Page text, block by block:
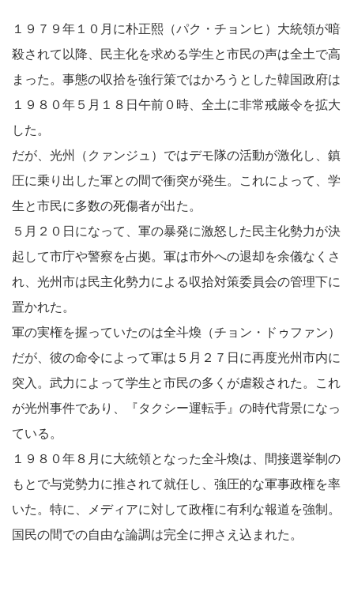
１９７９年１０月に朴正熙（パク・チョンヒ）大統領が暗
殺されて以降、民主化を求める学生と市民の声は全土で高
まった。事態の収拾を強行策ではかろうとした韓国政府は
１９８０年５月１８日午前０時、全土に非常戒厳令を拡大
した。
だが、光州（クァンジュ）ではデモ隊の活動が激化し、鎮
圧に乗り出した軍との間で衝突が発生。これによって、学
生と市民に多数の死傷者が出た。
５月２０日になって、軍の暴発に激怒した民主化勢力が決
起して市庁や警察を占拠。軍は市外への退却を余儀なくさ
れ、光州市は民主化勢力による収拾対策委員会の管理下に
置かれた。
軍の実権を握っていたのは全斗煥（チョン・ドゥファン）
だが、彼の命令によって軍は５月２７日に再度光州市内に
突入。武力によって学生と市民の多くが虐殺された。これ
が光州事件であり、『タクシー運転手』の時代背景になっ
ている。
１９８０年８月に大統領となった全斗煥は、間接選挙制の
もとで与党勢力に推されて就任し、強圧的な軍事政権を率
いた。特に、メディアに対して政権に有利な報道を強制。
国民の間での自由な論調は完全に押さえ込まれた。